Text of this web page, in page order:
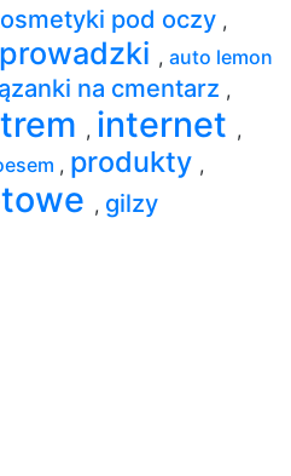
pod oczy ,
, auto lemon
na cmentarz ,
, internet ,
, produkty ,
, gilzy